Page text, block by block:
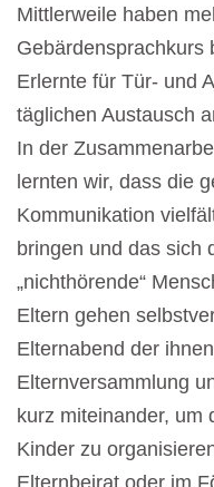
Mittlerweile haben
Gebärdensprachkurs
Erlernte für Tür- und
täglichen Austausch
In der
lernten wir, dass die
Kommunikation
bringen und das sich
„nichthörende“
Eltern gehen
Elternabend der
Elternversammlung
kurz miteinander, um
Kinder zu